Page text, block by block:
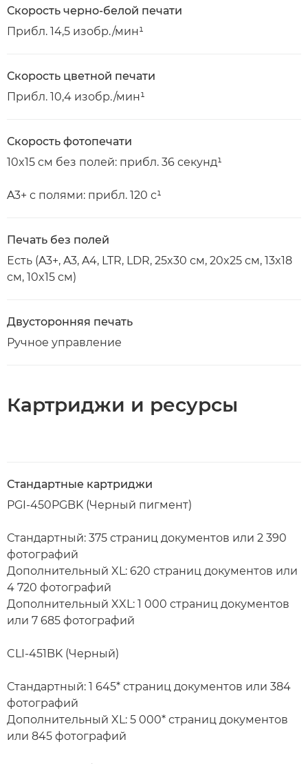
Скорость черно-белой печати
Прибл. 14,5 изобр./мин¹
Скорость цветной печати
Прибл. 10,4 изобр./мин¹
Скорость фотопечати
10x15 см без полей: прибл. 36 секунд¹
A3+ с полями: прибл. 120 с¹
Печать без полей
Есть (A3+, A3, A4, LTR, LDR, 25x30 см, 20x25 см, 13x18
см, 10x15 см)
Двусторонняя печать
Ручное управление
Картриджи и ресурсы
Стандартные картриджи
PGI-450PGBK (Черный пигмент)
Стандартный: 375 страниц документов или 2 390
фотографий
Дополнительный XL: 620 страниц документов или
4 720 фотографий
Дополнительный XXL: 1 000 страниц документов
или 7 685 фотографий
CLI-451BK (Черный)
Стандартный: 1 645* страниц документов или 384
фотографий
Дополнительный XL: 5 000* страниц документов
или 845 фотографий